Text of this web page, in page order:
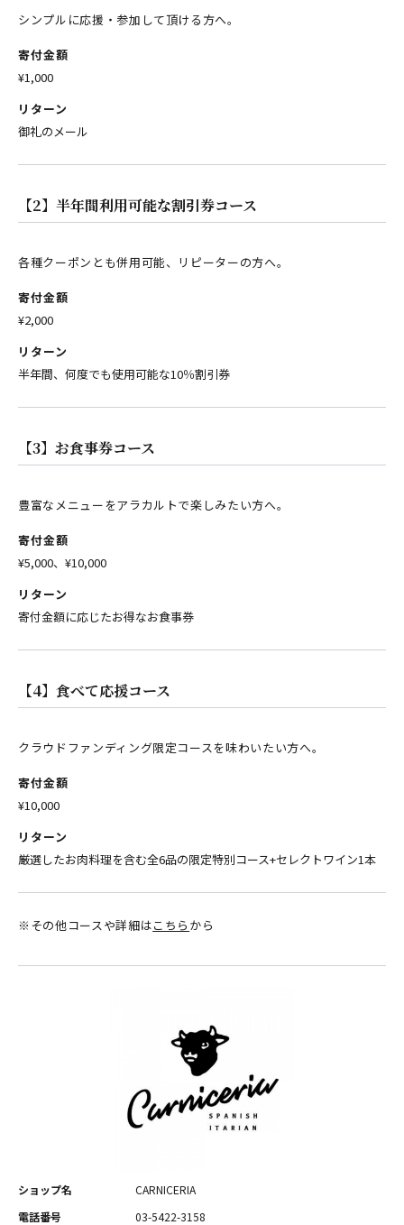
シンプルに応援・参加して頂ける方へ。
寄付金額
¥1,000
リターン
御礼のメール
【2】半年間利用可能な割引券コース
各種クーポンとも併用可能、リピーターの方へ。
寄付金額
¥2,000
リターン
半年間、何度でも使用可能な10％割引券
【3】お食事券コース
豊富なメニューをアラカルトで楽しみたい方へ。
寄付金額
¥5,000、¥10,000
リターン
寄付金額に応じたお得なお食事券
【4】食べて応援コース
クラウドファンディング限定コースを味わいたい方へ。
寄付金額
¥10,000
リターン
厳選したお肉料理を含む全6品の限定特別コース+セレクトワイン1本
※その他コースや詳細はこちら から
ショップ名
CARNICERIA
電話番号
03-5422-3158